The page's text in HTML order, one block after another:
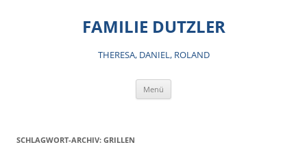
FAMILIE DUTZLER
THERESA, DANIEL, ROLAND
Menü
SCHLAGWORT-ARCHIV: GRILLEN